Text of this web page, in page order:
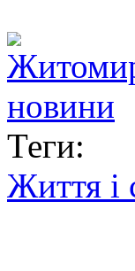
Теги:
Життя і